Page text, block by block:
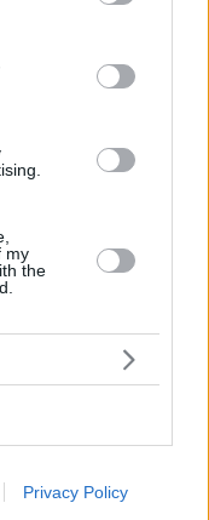
third-party tags to
in below Google
my
the
Privacy Policy
της
εκ
οτι η Ελλαδα